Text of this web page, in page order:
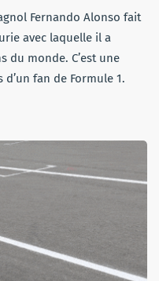
Fernando Alonso fait
avec laquelle il a
du monde. C’est une
fan de Formule 1.